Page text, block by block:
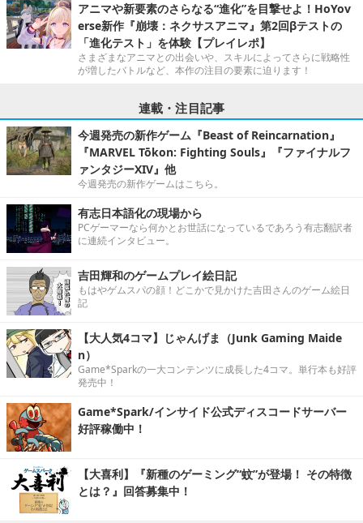
アニマや新要素のさらなる“進化”を目撃せよ！HoYov
erse新作『崩壊：ネクサスアニマ』第2回βテストの
「進化テスト」を体験【プレイレポ】
さまざまなアニマとの出会いや、スキルによってさらに戦略性
が増したバトルなど、本作の注目の要素に迫ります！
連載・注目記事
今週発売の新作ゲーム『Beast of Reincarnation』
『MARVEL Tōkon: Fighting Souls』『ファイナルフ
ァンタジーXIV』他
今週発売の新作ゲームはこちら。
有志日本語化の現場から
PCゲーマーなら何かとお世話になっているであろう有志翻訳者
に連続インタビュー。
吉田輝和のゲームプレイ絵日記
もはやゲムスパの顔！どこかで見かけた吉田さんのゲーム絵日
記
【大人気4コマ】じゃんげま（Junk Gaming Maide
n）
Game*Sparkの一大コンテンツに成長した4コマ。単行本も好評
発売中！
Game*Spark/インサイド公式ディスコードサーバー
好評稼働中！
【大喜利】『新種のゲーミング“蚊”が登場！ その特徴
とは？』回答募集中！